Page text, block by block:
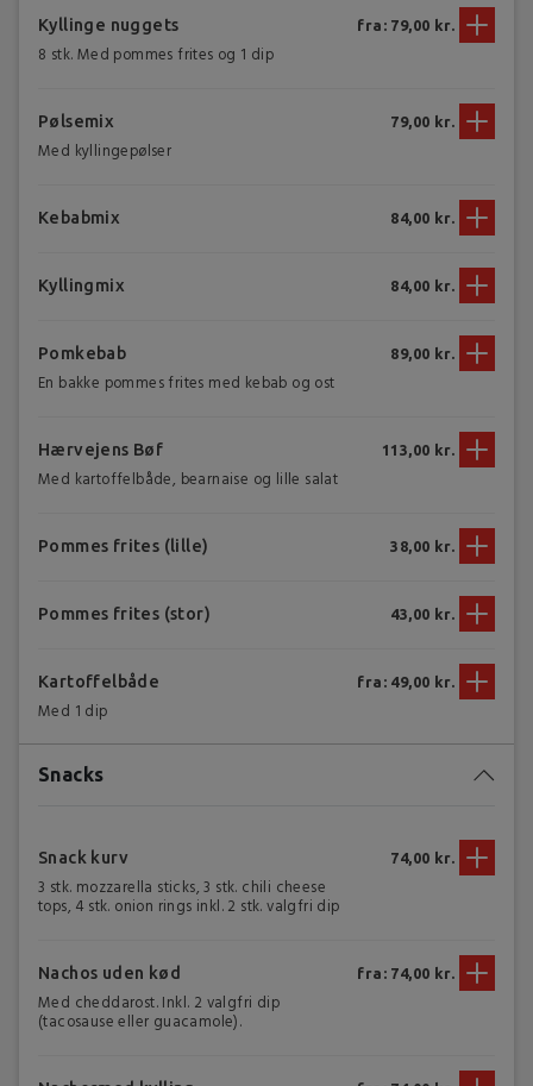
Kyllinge nuggets
8 stk. Med pommes frites og 1 dip
fra: 79,00 kr.
Pølsemix
Med kyllingepølser
79,00 kr.
Kebabmix 84,00 kr.
Kyllingmix 84,00 kr.
Pomkebab
En bakke pommes frites med kebab og ost
89,00 kr.
Hærvejens Bøf
Med kartoffelbåde, bearnaise og lille salat
113,00 kr.
Pommes frites (lille) 38,00 kr.
Pommes frites (stor) 43,00 kr.
Kartoffelbåde
Med 1 dip
fra: 49,00 kr.
Snacks
Snack kurv
3 stk. mozzarella sticks, 3 stk. chili cheese
tops, 4 stk. onion rings inkl. 2 stk. valgfri dip
74,00 kr.
Nachos uden kød
Med cheddarost. Inkl. 2 valgfri dip
(tacosause eller guacamole).
fra: 74,00 kr.